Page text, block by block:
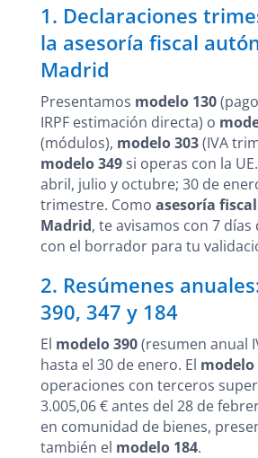
1. Declaraciones
la asesoría fiscal
Madrid
Presentamos modelo 130
IRPF estimación directa) o
(módulos), modelo 303(IVA
modelo 349si operas con la
abril, julio y octubre; 30 de
trimestre. Como asesoría
Madrid, te avisamos con 7
con el borrador para tu
2. Resúmenes
390, 347 y 184
El modelo 390(resumen anual
hasta el 30 de enero. El modelo
operaciones con terceros
3.005,06 € antes del 28 de
en comunidad de bienes,
también el modelo 184.